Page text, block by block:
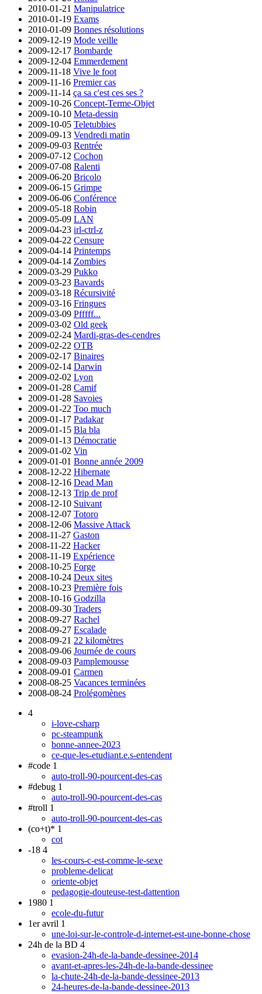
2010-01-21 Manipulatrice
2010-01-19 Exams
2010-01-09 Bonnes résolutions
2009-12-19 Mode veille
2009-12-17 Bombarde
2009-12-04 Emmerdement
2009-11-18 Vive le foot
2009-11-16 Premier cas
2009-11-14 ça sa c'est ces ses ?
2009-10-26 Concept-Terme-Objet
2009-10-10 Meta-dessin
2009-10-05 Teletubbies
2009-09-13 Vendredi matin
2009-09-03 Rentrée
2009-07-12 Cochon
2009-07-08 Ralenti
2009-06-20 Bricolo
2009-06-15 Grimpe
2009-06-06 Conférence
2009-05-18 Robin
2009-05-09 LAN
2009-04-23 irl-ctrl-z
2009-04-22 Censure
2009-04-14 Printemps
2009-04-14 Zombies
2009-03-29 Pukko
2009-03-23 Bavards
2009-03-18 Récursivité
2009-03-16 Fringues
2009-03-09 Pfffff...
2009-03-02 Old geek
2009-02-24 Mardi-gras-des-cendres
2009-02-22 OTB
2009-02-17 Binaires
2009-02-14 Darwin
2009-02-02 Lyon
2009-01-28 Camif
2009-01-28 Savoies
2009-01-22 Too much
2009-01-17 Padakar
2009-01-15 Bla bla
2009-01-13 Démocratie
2009-01-02 Vin
2009-01-01 Bonne année 2009
2008-12-22 Hibernate
2008-12-16 Dead Man
2008-12-13 Trip de prof
2008-12-10 Suivant
2008-12-07 Totoro
2008-12-06 Massive Attack
2008-11-27 Gaston
2008-11-22 Hacker
2008-11-19 Expérience
2008-10-25 Forge
2008-10-24 Deux sites
2008-10-23 Première fois
2008-10-16 Godzilla
2008-09-30 Traders
2008-09-27 Rachel
2008-09-27 Escalade
2008-09-21 22 kilomètres
2008-09-06 Journée de cours
2008-09-03 Pamplemousse
2008-09-01 Carmen
2008-08-25 Vacances terminées
2008-08-24 Prolégomènes
4
i-love-csharp
pc-steampunk
bonne-annee-2023
ce-que-les-etudiant.e.s-entendent
#code 1
auto-troll-90-pourcent-des-cas
#debug 1
auto-troll-90-pourcent-des-cas
#troll 1
auto-troll-90-pourcent-des-cas
(co+t)* 1
cot
-18 4
les-cours-c-est-comme-le-sexe
probleme-delicat
oriente-objet
pedagogie-douteuse-test-dattention
1980 1
ecole-du-futur
1er avril 1
une-loi-sur-le-controle-d-internet-est-une-bonne-chose
24h de la BD 4
evasion-24h-de-la-bande-dessinee-2014
avant-et-apres-les-24h-de-la-bande-dessinee
la-chute-24h-de-la-bande-dessinee-2013
24-heures-de-la-bande-dessinee-2013